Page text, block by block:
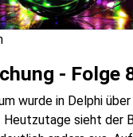
- Folge
wurde in Delphi
sieht der